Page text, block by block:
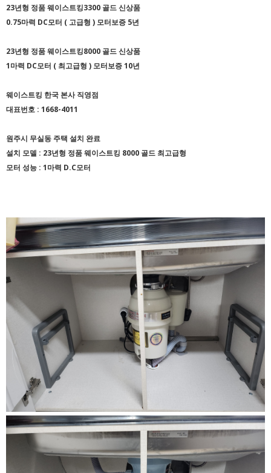
23년형 정품 웨이스트킹3300 골드 신상품
0.75마력 DC모터 ( 고급형 ) 모터보증 5년
23년형 정품 웨이스트킹8000 골드 신상품
1마력 DC모터 ( 최고급형 ) 모터보증 10년
웨이스트킹 한국 본사 직영점
대표번호 : 1668-4011
원주시 무실동 주택 설치 완료
설치 모델 : 23년형 정품 웨이스트킹 8000 골드 최고급형
모터 성능 : 1마력 D.C모터